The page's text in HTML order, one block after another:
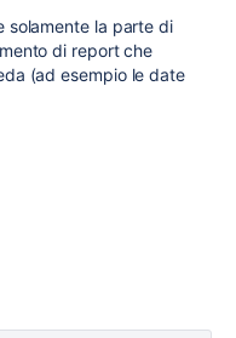
solamente la parte di
di report che
(ad esempio le date